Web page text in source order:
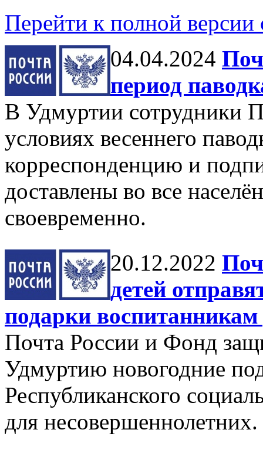
Перейти к полной версии
04.04.2024
период
В Удмуртии сотрудники
условиях весеннего
корреспонденцию и
доставлены во все
своевременно.
20.12.2022
детей
подарки воспитанникам
Почта России и Фонд
Удмуртию новогодние
Республиканского
для несовершеннолетних.